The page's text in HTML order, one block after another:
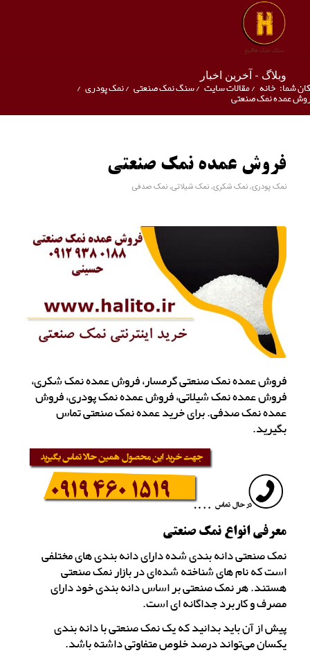
وبلاگ - آخرین اخبار
شما: خانه /مقالات سایت /سنگ نمک صنعتی /نمک پودری /
عمده نمک صنعتی
فروش عمده نمک صنعتی
نمک پودری, نمک شکری, نمک شیلاتی, نمک صدفی
فروش عمده نمک صنعتی گرمسار، فروش عمده نمک شکری،
فروش عمده نمک شیلاتی، فروش عمده نمک پودری، فروش
عمده نمک صدفی. برای خرید عمده نمک صنعتی تماس
بگیرید.
معرفی انواع نمک صنعتی
نمک صنعتی دانه بندی شده دارای دانه بندی های مختلفی
است که نام های شناخته شده‌ای در بازار نمک صنعتی
هستند. هر نمک صنعتی بر اساس دانه بندی خود دارای
مصرف و کاربرد جداگانه ای است.
پیش از آن باید بدانید که یک نمک صنعتی با دانه بندی
یکسان می‌تواند درصد خلوص متفاوتی داشته باشد.